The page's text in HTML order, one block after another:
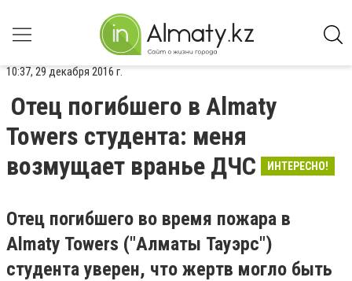
10:37, 29 декабря 2016 г.
Отец погибшего в Almaty
Towers студента: меня
возмущает вранье ДЧС
ИНТЕРЕСНО!
Отец погибшего во время пожара в
Almaty Towers ("Алматы Тауэрс")
студента уверен, что жертв могло быть